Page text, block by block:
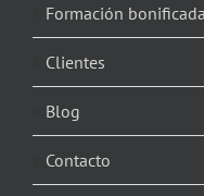
Formación
Clientes
Blog
Contacto